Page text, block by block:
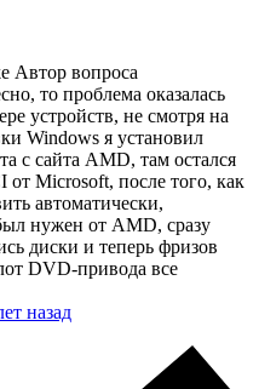
Автор вопроса
то проблема оказалась
устройств, не смотря на
Windows я установил
c сайта AMD, там остался
Microsoft, после того, как
автоматически,
нужен от AMD, сразу
диски и теперь фризов
DVD-привода все
назад